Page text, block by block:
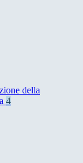
della
4